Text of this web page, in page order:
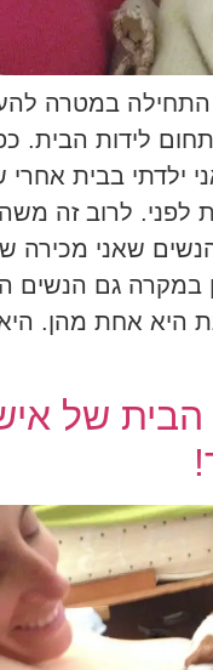
התחילה במטרה
לידות הבית.
ילדתי בבית
לפני. לרוב זה
הנשים שאני מכירה
במקרה גם הנשים
היא אחת מהן.
הבית של